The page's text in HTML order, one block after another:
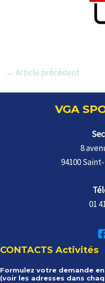
Navigation
← Article précédent
VGA
8
94100
01
CONTACTS Activités
Formulez votre demande
(voir les adresses dans